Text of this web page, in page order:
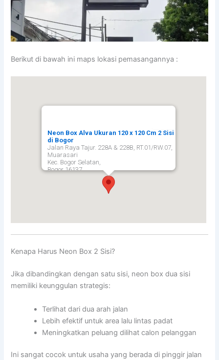
Berikut di bawah ini maps lokasi pemasangannya :
Neon Box Alva Ukuran 120 x 120 Cm 2 Sisi
di Bogor
Jalan Raya Tajur. 228A & 228B, RT.01/RW.07,
Muarasari
Kec. Bogor Selatan,
Bogor 16137
Kenapa Harus Neon Box 2 Sisi?
Jika dibandingkan dengan satu sisi, neon box dua sisi
memiliki keunggulan strategis:
Terlihat dari dua arah jalan
Lebih efektif untuk area lalu lintas padat
Meningkatkan peluang dilihat calon pelanggan
Ini sangat cocok untuk usaha yang berada di pinggir jalan